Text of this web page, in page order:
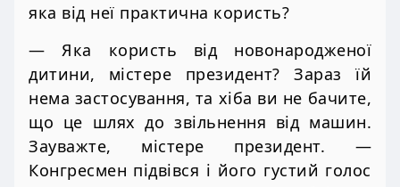
яка від неї практична користь?
— Яка користь від новонародженої
дитини, містере президент? Зараз їй
нема застосування, та хіба ви не бачите,
що це шлях до звільнення від машин.
Зауважте, містере президент. —
Конгресмен підвівся і його густий голос